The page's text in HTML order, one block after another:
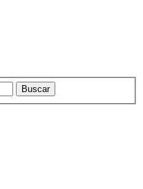
Buscar